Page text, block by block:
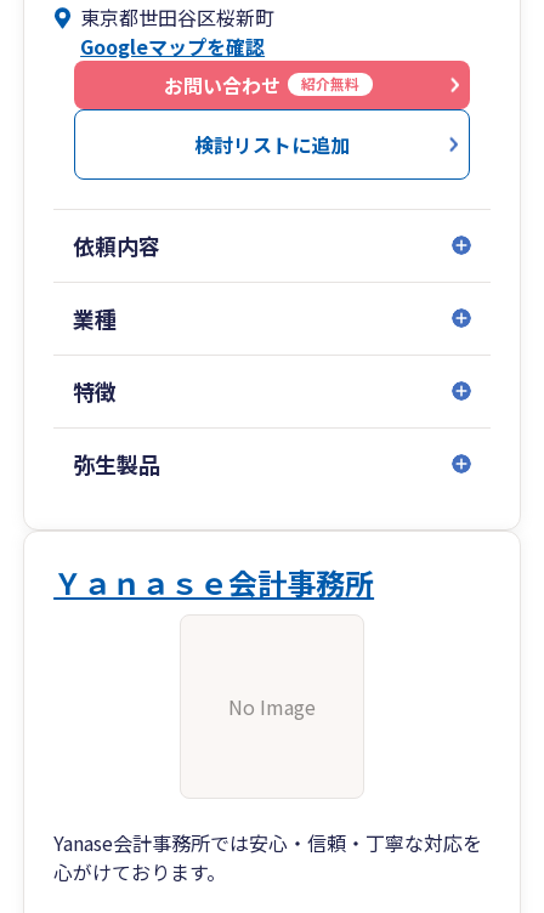
東京都世田谷区桜新町
Googleマップを確認
お問い合わせ
紹介無料
検討リストに追加
依頼内容
業種
特徴
弥生製品
Ｙａｎａｓｅ会計事務所
No Image
Yanase会計事務所では安心・信頼・丁寧な対応を
心がけております。